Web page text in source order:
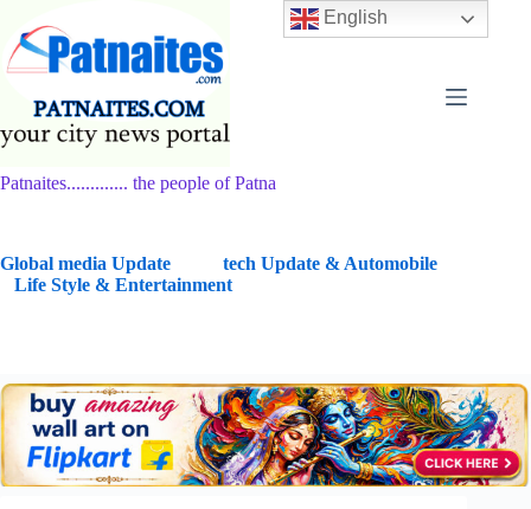
content
Patnaites............. the people of Patna
Global media Update
tech Update & Automobile
Life Style & Entertainment
English